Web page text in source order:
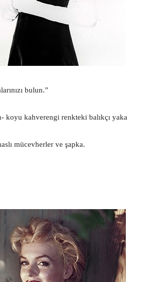
bulun.”
koyu kahverengi renkteki balıkçı yaka
mücevherler ve şapka.